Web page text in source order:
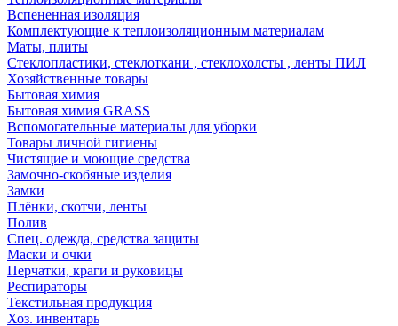
Вспененная изоляция
Комплектующие к теплоизоляционным материалам
Маты, плиты
Стеклопластики, стеклоткани , стеклохолсты , ленты ПИЛ
Хозяйственные товары
Бытовая химия
Бытовая химия GRASS
Вспомогательные материалы для уборки
Товары личной гигиены
Чистящие и моющие средства
Замочно-скобяные изделия
Замки
Плёнки, скотчи, ленты
Полив
Спец. одежда, средства защиты
Маски и очки
Перчатки, краги и руковицы
Респираторы
Текстильная продукция
Хоз. инвентарь